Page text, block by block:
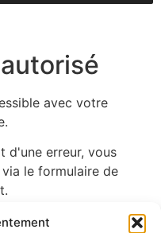
avec votre
d'une erreur, vous
le formulaire de